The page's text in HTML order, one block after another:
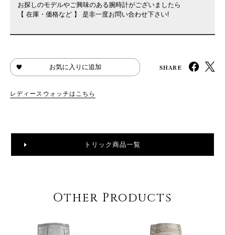
お探しのモデルやご興味のある腕時計がございましたら
【 在庫・価格など 】 是非一度お問い合わせ下さい!
お気に入りに追加 SHARE
レディースウォッチはこちら
トリック商品一覧
Other Products